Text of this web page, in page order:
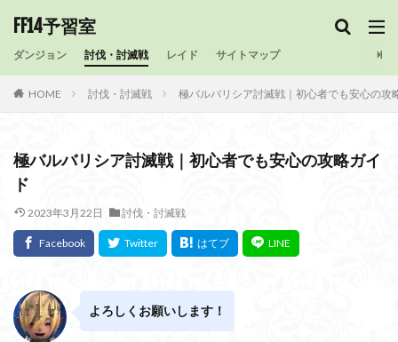
FF14予習室
ダンジョン 討伐・討滅戦 レイド サイトマップ
HOME 討伐・討滅戦 極バルバリシア討滅戦｜初心者でも安心の攻
極バルバリシア討滅戦｜初心者でも安心の攻略ガイ
ド
2023年3月22日 討伐・討滅戦
よろしくお願いします！